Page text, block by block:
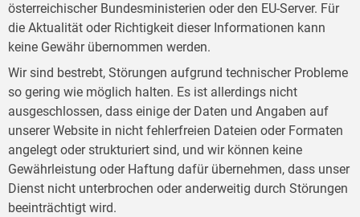
österreichischer Bundesministerien oder den EU-Server. Für
die Aktualität oder Richtigkeit dieser Informationen kann
keine Gewähr übernommen werden.
Wir sind bestrebt, Störungen aufgrund technischer Probleme
so gering wie möglich halten. Es ist allerdings nicht
ausgeschlossen, dass einige der Daten und Angaben auf
unserer Website in nicht fehlerfreien Dateien oder Formaten
angelegt oder strukturiert sind, und wir können keine
Gewährleistung oder Haftung dafür übernehmen, dass unser
Dienst nicht unterbrochen oder anderweitig durch Störungen
beeinträchtigt wird.